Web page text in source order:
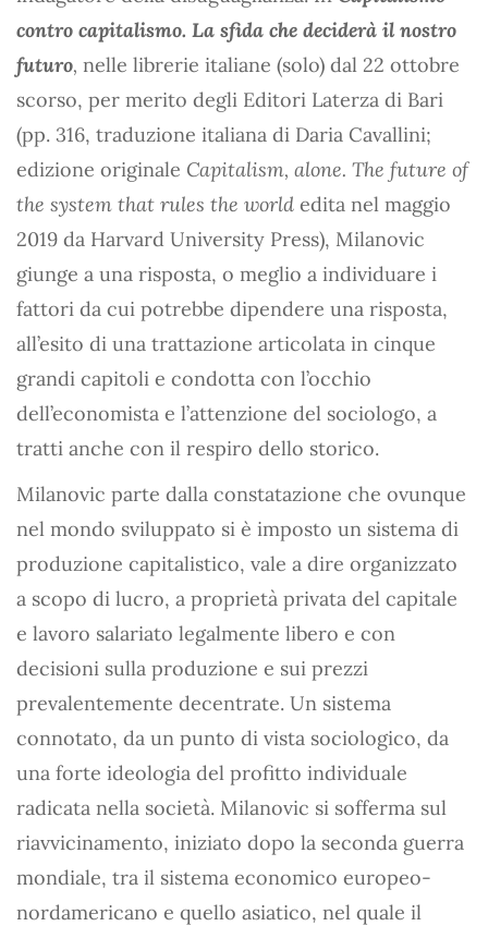
contro capitalismo. La sfida che deciderà il nostro
futuro, nelle librerie italiane (solo) dal 22 ottobre
scorso, per merito degli Editori Laterza di Bari
(pp. 316, traduzione italiana di Daria Cavallini;
edizione originale Capitalism, alone. The future of
the system that rules the world edita nel maggio
2019 da Harvard University Press), Milanovic
giunge a una risposta, o meglio a individuare i
fattori da cui potrebbe dipendere una risposta,
all’esito di una trattazione articolata in cinque
grandi capitoli e condotta con l’occhio
dell’economista e l’attenzione del sociologo, a
tratti anche con il respiro dello storico.
Milanovic parte dalla constatazione che ovunque
nel mondo sviluppato si è imposto un sistema di
produzione capitalistico, vale a dire organizzato
a scopo di lucro, a proprietà privata del capitale
e lavoro salariato legalmente libero e con
decisioni sulla produzione e sui prezzi
prevalentemente decentrate. Un sistema
connotato, da un punto di vista sociologico, da
una forte ideologia del profitto individuale
radicata nella società. Milanovic si sofferma sul
riavvicinamento, iniziato dopo la seconda guerra
mondiale, tra il sistema economico europeo-
nordamericano e quello asiatico, nel quale il